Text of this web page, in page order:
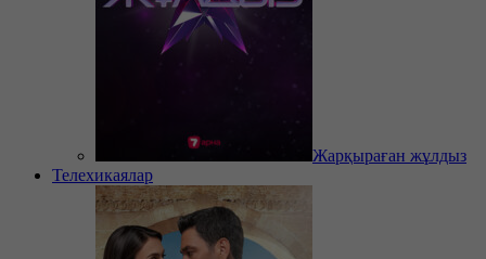
Жарқыраған жұлдыз
Телехикаялар